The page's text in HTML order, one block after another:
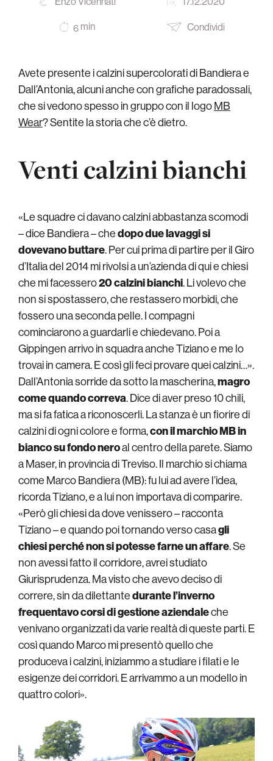
6 min Condividi
Avete presente i calzini supercolorati di Bandiera e
Dall’Antonia, alcuni anche con grafiche paradossali,
che si vedono spesso in gruppo con il logoMB
Wear? Sentite la storia che c’è dietro.
Venti calzini bianchi
«Le squadre ci davano calzini abbastanza scomodi
– dice Bandiera – chedopo due lavaggi si
dovevano buttare. Per cui prima di partire per il Giro
d’Italia del 2014 mi rivolsi a un’azienda di qui e chiesi
che mi facessero20 calzini bianchi. Li volevo che
non si spostassero, che restassero morbidi, che
fossero una seconda pelle. I compagni
cominciarono a guardarli e chiedevano. Poi a
Gippingen arrivo in squadra anche Tiziano e me lo
trovai in camera. E così gli feci provare quei calzini…».
Dall’Antonia sorride da sotto la mascherina,magro
come quando correva. Dice di aver preso 10 chili,
ma si fa fatica a riconoscerli. La stanza è un fiorire di
calzini di ogni colore e forma,con il marchio MB in
bianco su fondo neroal centro della parete. Siamo
a Maser, in provincia di Treviso. Il marchio si chiama
come Marco Bandiera (MB): fu lui ad avere l’idea,
ricorda Tiziano, e a lui non importava di comparire.
«Però gli chiesi da dove venissero – racconta
Tiziano – e quando poi tornando verso casagli
chiesi perché non si potesse farne un affare. Se
non avessi fatto il corridore, avrei studiato
Giurisprudenza. Ma visto che avevo deciso di
correre, sin da dilettantedurante l’inverno
frequentavo corsi di gestione aziendaleche
venivano organizzati da varie realtà di queste parti. E
così quando Marco mi presentò quello che
produceva i calzini, iniziammo a studiare i filati e le
esigenze dei corridori. E arrivammo a un modello in
quattro colori».